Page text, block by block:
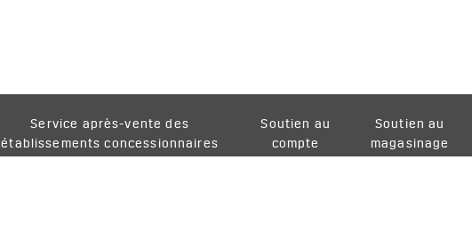
Service après-vente des
établissements concessionnaires
Soutien au
compte
Soutien au
magasinage